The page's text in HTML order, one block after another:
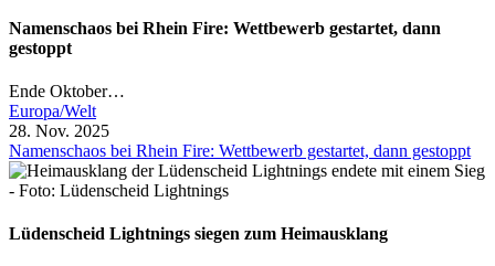
Namenschaos bei Rhein Fire: Wettbewerb gestartet, dann
gestoppt
Ende Oktober…
Europa/Welt
28. Nov. 2025
Namenschaos bei Rhein Fire: Wettbewerb gestartet, dann gestoppt
Lüdenscheid Lightnings siegen zum Heimausklang